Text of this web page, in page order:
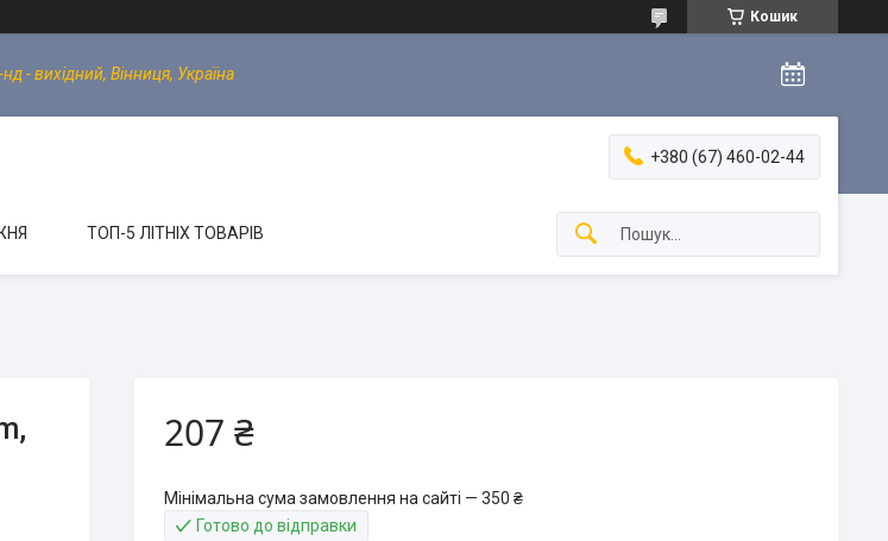
Кошик
- вихідний, Вінниця, Україна
+380 (67) 460-02-44
ТОП-5 ЛІТНІХ ТОВАРІВ
207 ₴
Мінімальна сума замовлення на сайті — 350 ₴
Готово до відправки